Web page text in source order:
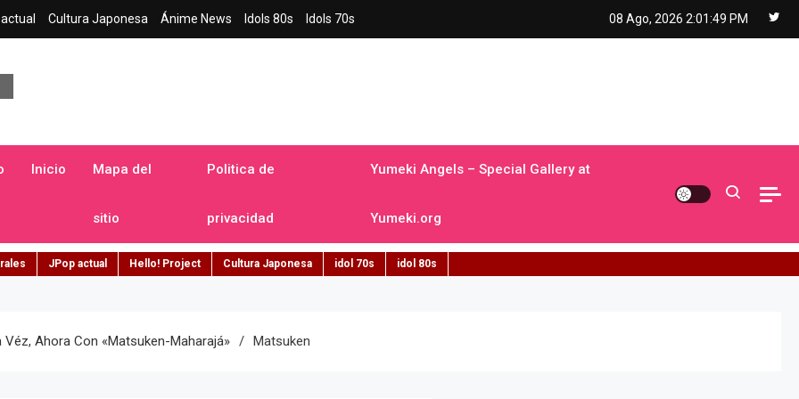
Cultura Japonesa Ánime News Idols 80s Idols 70s 08 Ago, 2026 2:01:50 PM
Inicio Mapa del
sitio
Politica de
privacidad
Yumeki Angels – Special Gallery at
Yumeki.org
JPop actual Hello! Project Cultura Japonesa idol 70s idol 80s
Ahora Con «Matsuken-Maharajá» Matsuken